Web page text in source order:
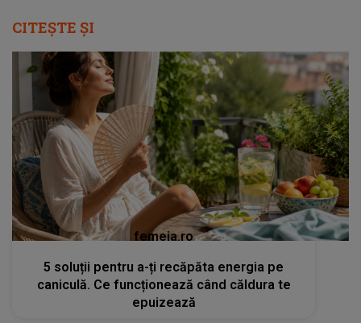
CITEȘTE ȘI
femeia.ro
5 soluții pentru a-ți recăpăta energia pe
caniculă. Ce funcționează când căldura te
epuizează